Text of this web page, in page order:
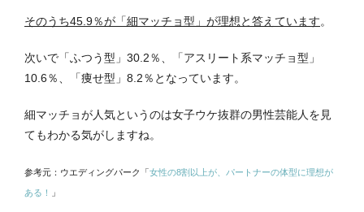
そのうち45.9％が「細マッチョ型」が理想と答えています。
次いで「ふつう型」30.2％、「アスリート系マッチョ型」
10.6％、「痩せ型」8.2％となっています。
細マッチョが人気というのは女子ウケ抜群の男性芸能人を見
てもわかる気がしますね。
参考元：ウエディングパーク「女性の8割以上が、パートナーの体型に理想が
ある！ 」